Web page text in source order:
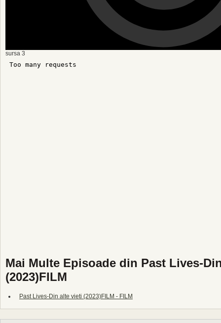
sursa 3
Mai Multe Episoade din Past Lives-
(2023)FILM
Past Lives-Din alte vieti (2023)FILM - FILM